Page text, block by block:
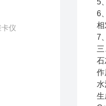
仪
5
6
相
7
石
作
生